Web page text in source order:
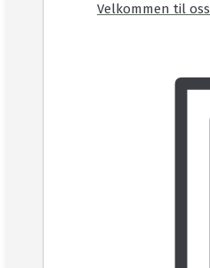
Velkommen til oss